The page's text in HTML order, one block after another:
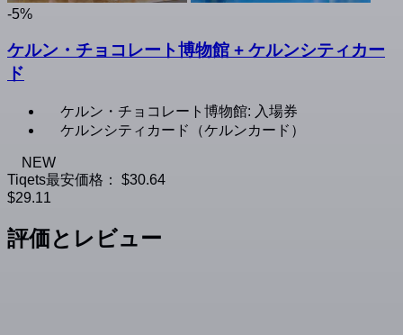
-5%
ケルン・チョコレート博物館 + ケルンシティカー
ド
ケルン・チョコレート博物館: 入場券
ケルンシティカード（ケルンカード）
NEW
Tiqets最安価格：
$30.64
$29.11
評価とレビュー